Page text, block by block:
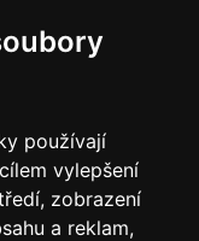
používají
vylepšení
zobrazení
a reklam,